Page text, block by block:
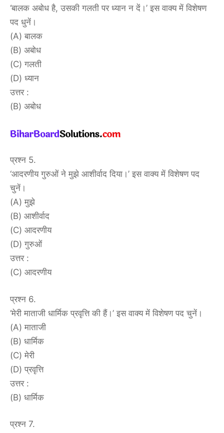
‘बालक अबोध है, उसकी गलती पर ध्यान न दें।’ इस वाक्य में विशेषण
पद धुनें।
(A) बालक
(B) अबोध
(C) गलती
(D) ध्यान
उत्तर :
(B) अबोध
प्रश्न 5.
‘आदरणीय गुरुओं ने मुझे आशीर्वाद दिया।’ इस वाक्य में विशेषण पद
चुनें।
(A) मुझे
(B) आशीर्वाद
(C) आदरणीय
(D) गुरुओं
उत्तर :
(C) आदरणीय
प्रश्न 6.
‘मेरी माताजी धार्मिक प्रवृत्ति की हैं।’ इस वाक्य में विशेषण पद चुनें।
(A) माताजी
(B) धार्मिक
(C) मेरी
(D) प्रवृत्ति
उत्तर :
(B) धार्मिक
प्रश्न 7.